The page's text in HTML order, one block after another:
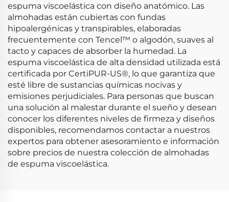
espuma viscoelástica con diseño anatómico. Las
almohadas están cubiertas con fundas
hipoalergénicas y transpirables, elaboradas
frecuentemente con Tencel™ o algodón, suaves al
tacto y capaces de absorber la humedad. La
espuma viscoelástica de alta densidad utilizada está
certificada por CertiPUR-US®, lo que garantiza que
esté libre de sustancias químicas nocivas y
emisiones perjudiciales. Para personas que buscan
una solución al malestar durante el sueño y desean
conocer los diferentes niveles de firmeza y diseños
disponibles, recomendamos contactar a nuestros
expertos para obtener asesoramiento e información
sobre precios de nuestra colección de almohadas
de espuma viscoelástica.